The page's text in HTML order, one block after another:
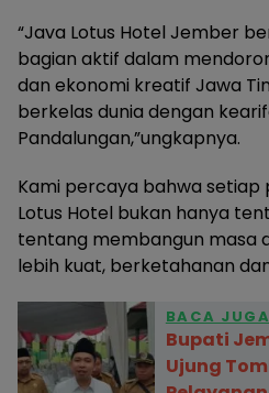
“Java Lotus Hotel Jember
bagian aktif dalam
dan ekonomi kreatif Jawa
berkelas dunia dengan
Pandalungan,”ungkapnya.
Kami percaya bahwa setiap
Lotus Hotel bukan hanya
tentang membangun masa
lebih kuat, berketahanan
BACA
Bupati
Ujung